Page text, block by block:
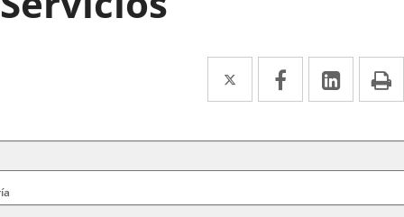
Twitter
Enlace
a
una
aplicación
Facebook
Enlace
a
una
aplicación
Enlace
a
una